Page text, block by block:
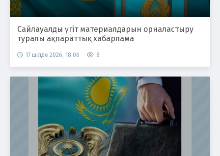
Сайлауалды үгіт материалдарын орналастыру
туралы ақпараттық хабарлама
17 шілде 2026, 18:06 8